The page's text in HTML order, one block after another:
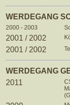
WERDEGANG
2000 - 2003
2001 / 2002
2001 / 2002
WERDEGANG
2011